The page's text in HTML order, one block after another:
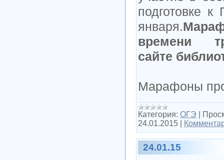
подготовке
января.
времени
сайте
Марафоны
Категория: ОГЭ
24.01.2015
24.01.15